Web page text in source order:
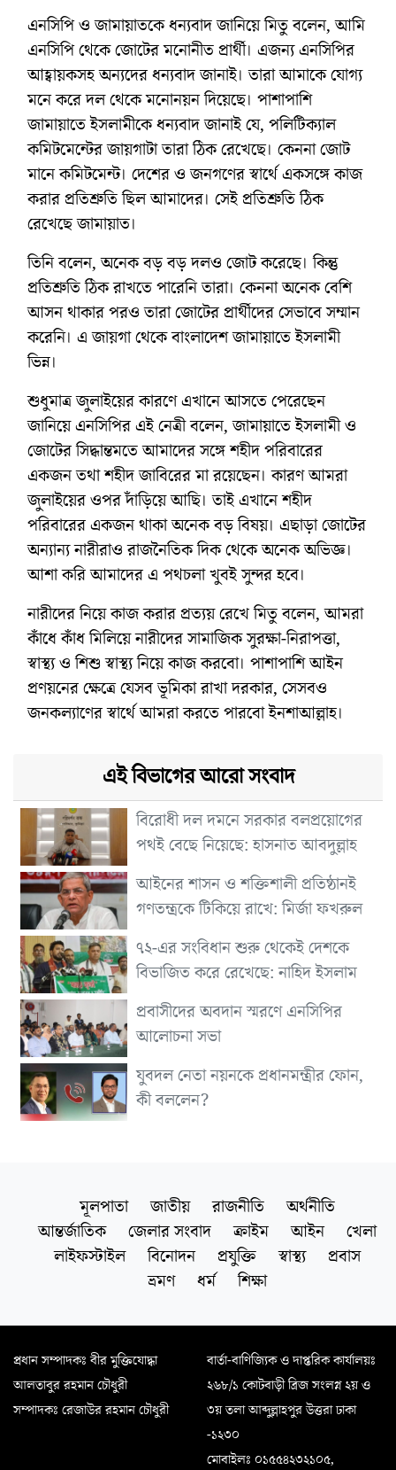
এনসিপি ও জামায়াতকে ধন্যবাদ জানিয়ে মিতু বলেন, আমি
এনসিপি থেকে জোটের মনোনীত প্রার্থী। এজন্য এনসিপির
আহ্বায়কসহ অন্যদের ধন্যবাদ জানাই। তারা আমাকে যোগ্য
মনে করে দল থেকে মনোনয়ন দিয়েছে। পাশাপাশি
জামায়াতে ইসলামীকে ধন্যবাদ জানাই যে, পলিটিক্যাল
কমিটমেন্টের জায়গাটা তারা ঠিক রেখেছে। কেননা জোট
মানে কমিটমেন্ট। দেশের ও জনগণের স্বার্থে একসঙ্গে কাজ
করার প্রতিশ্রুতি ছিল আমাদের। সেই প্রতিশ্রুতি ঠিক
রেখেছে জামায়াত।
তিনি বলেন, অনেক বড় বড় দলও জোট করেছে। কিন্তু
প্রতিশ্রুতি ঠিক রাখতে পারেনি তারা। কেননা অনেক বেশি
আসন থাকার পরও তারা জোটের প্রার্থীদের সেভাবে সম্মান
করেনি। এ জায়গা থেকে বাংলাদেশ জামায়াতে ইসলামী
ভিন্ন।
শুধুমাত্র জুলাইয়ের কারণে এখানে আসতে পেরেছেন
জানিয়ে এনসিপির এই নেত্রী বলেন, জামায়াতে ইসলামী ও
জোটের সিদ্ধান্তমতে আমাদের সঙ্গে শহীদ পরিবারের
একজন তথা শহীদ জাবিরের মা রয়েছেন। কারণ আমরা
জুলাইয়ের ওপর দাঁড়িয়ে আছি। তাই এখানে শহীদ
পরিবারের একজন থাকা অনেক বড় বিষয়। এছাড়া জোটের
অন্যান্য নারীরাও রাজনৈতিক দিক থেকে অনেক অভিজ্ঞ।
আশা করি আমাদের এ পথচলা খুবই সুন্দর হবে।
নারীদের নিয়ে কাজ করার প্রত্যয় রেখে মিতু বলেন, আমরা
কাঁধে কাঁধ মিলিয়ে নারীদের সামাজিক সুরক্ষা-নিরাপত্তা,
স্বাস্থ্য ও শিশু স্বাস্থ্য নিয়ে কাজ করবো। পাশাপাশি আইন
প্রণয়নের ক্ষেত্রে যেসব ভূমিকা রাখা দরকার, সেসবও
জনকল্যাণের স্বার্থে আমরা করতে পারবো ইনশাআল্লাহ।
এই বিভাগের আরো সংবাদ
বিরোধী দল দমনে সরকার বলপ্রয়োগের
পথই বেছে নিয়েছে: হাসনাত আবদুল্লাহ
আইনের শাসন ও শক্তিশালী প্রতিষ্ঠানই
গণতন্ত্রকে টিকিয়ে রাখে: মির্জা ফখরুল
৭২-এর সংবিধান শুরু থেকেই দেশকে
বিভাজিত করে রেখেছে: নাহিদ ইসলাম
প্রবাসীদের অবদান স্মরণে এনসিপির
আলোচনা সভা
যুবদল নেতা নয়নকে প্রধানমন্ত্রীর ফোন,
কী বললেন?
মূলপাতা জাতীয় রাজনীতি
অর্থনীতি
আন্তর্জাতিক
জেলার সংবাদ ক্রাইম আইন
খেলা
লাইফস্টাইল
বিনোদন প্রযুক্তি স্বাস্থ্য
প্রবাস
ভ্রমণ
ধর্ম শিক্ষা
প্রধান সম্পাদকঃ বীর মুক্তিযোদ্ধা
আলতাবুর রহমান চৌধুরী
সম্পাদকঃ রেজাউর রহমান চৌধুরী
বার্তা-বাণিজ্যিক ও দাপ্তরিক কার্যালয়ঃ
২৬৮/১ কোটবাড়ী ব্রিজ সংলগ্ন ২য় ও
৩য় তলা আব্দুল্লাহপুর উত্তরা ঢাকা
-১২৩০
মোবাইলঃ ০১৫৫৪২৩২১০৫,